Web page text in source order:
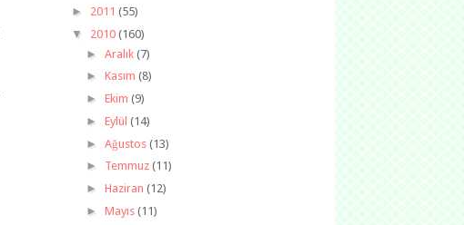
► 2011 (55)
▼ 2010 (160)
► Aralık (7)
► Kasım (8)
► Ekim (9)
► Eylül (14)
► Ağustos (13)
► Temmuz (11)
► Haziran (12)
► Mayıs (11)